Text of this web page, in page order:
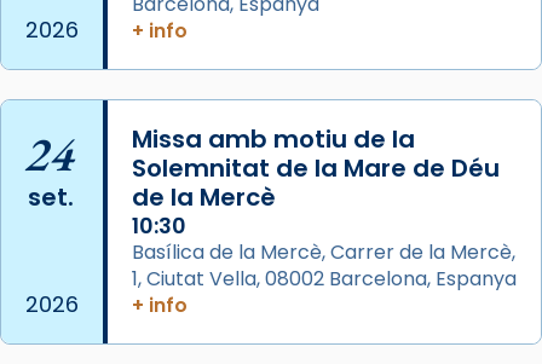
concelebrat el bisbe auxiliar de Barcelona,
Mons. David Abadías.
📸 Dr. G. Simón
Photo
View on Facebook · Share
Arquebisbat de Barcelona
2 weeks ago
Memòria de les santes Juliana i
Semproniana, verges i màrtirs.
2026
+ info
24
set.
2026
Missa amb motiu de la
Solemnitat de la Mare de Déu
de la Mercè
10:30
Basílica de la Mercè, Carrer de la Mercè,
1, Ciutat Vella, 08002 Barcelona, Espanya
+ info